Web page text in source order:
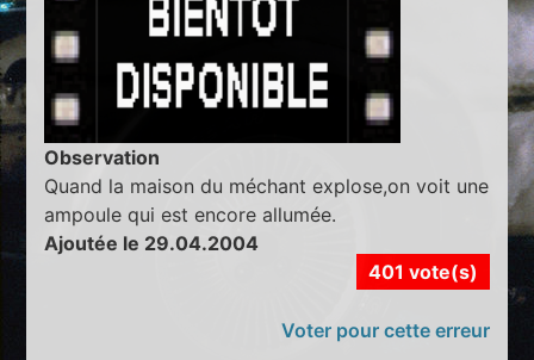
Observation
Quand la maison du méchant explose,on voit une
ampoule qui est encore allumée.
Ajoutée le 29.04.2004
401 vote(s)
Voter pour cette erreur